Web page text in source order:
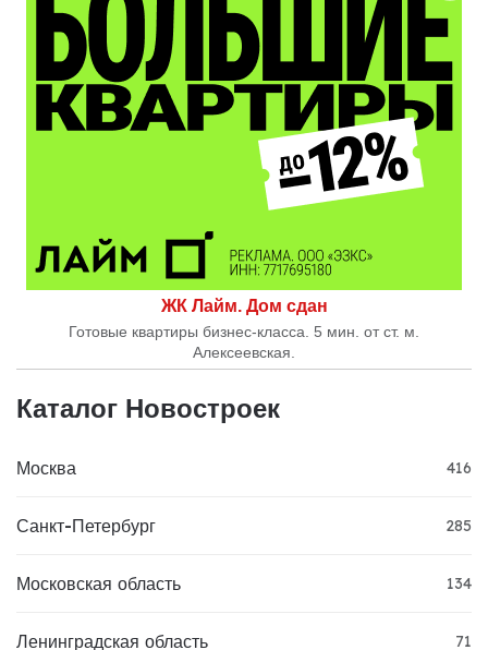
ЖК Лайм. Дом сдан
Готовые квартиры бизнес-класса. 5 мин. от ст. м.
Алексеевская.
Каталог Новостроек
Москва 416
Санкт-Петербург 285
Московская область 134
Ленинградская область 71